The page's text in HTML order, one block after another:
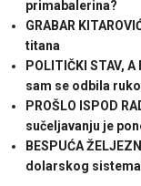
primabalerina?
GRABAR
titana
POLITIČKI STAV,
sam se odbila
PROŠLO ISPOD
sučeljavanju je
BESPUĆA
dolarskog